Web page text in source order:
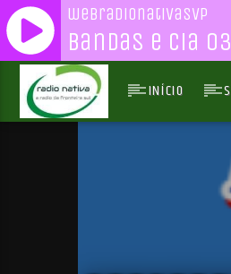
webradionativasvp
Bandas e Cia 03